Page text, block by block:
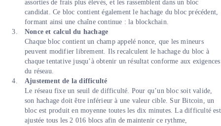
assorties de frais plus élevés, et les rassemblent dans un bloc
candidat. Ce bloc contient également le hachage du bloc précédent,
formant ainsi une chaîne continue : la blockchain.
Nonce et calcul du hachage
Chaque bloc contient un champ appelé nonce, que les mineurs
peuvent modifier librement. Ils recalculent le hachage du bloc à
chaque tentative jusqu’à obtenir un résultat conforme aux exigences
du réseau.
Ajustement de la difficulté
Le réseau fixe un seuil de difficulté. Pour qu’un bloc soit valide,
son hachage doit être inférieur à une valeur cible. Sur Bitcoin, un
bloc est produit en moyenne toutes les dix minutes. La difficulté est
ajustée tous les 2 016 blocs afin de maintenir ce rythme,